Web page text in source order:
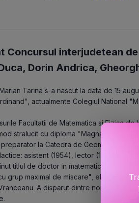
Concursul interjudetean
, Dorin Andrica,
Tarina s-a nascut la data de 15
actualmente Colegiul National
Facultatii de Matematica si Fizica
stralucit cu diploma "Magna cum
la Catedra de Geometrie a
asistent (1954), lector (1962),
titlul de doctor in matematici la
grup maximal de miscare", elaborata
A disparut dintre noi la 31 mai